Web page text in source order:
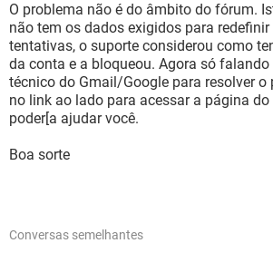
O problema não é do âmbito do fórum.
não tem os dados exigidos para
tentativas, o suporte considerou como
da conta e a bloqueou. Agora só
técnico do Gmail/Google para resolver o
no link ao lado para acessar a página do
poder[a ajudar você.
Boa sorte
Conversas semelhantes